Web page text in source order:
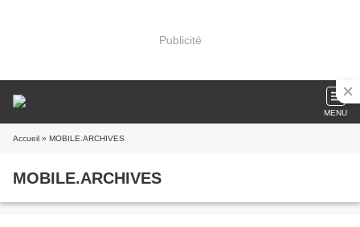
Publicité
MENU
Accueil » MOBILE.ARCHIVES
MOBILE.ARCHIVES